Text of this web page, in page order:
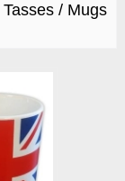
Tasses / Mugs